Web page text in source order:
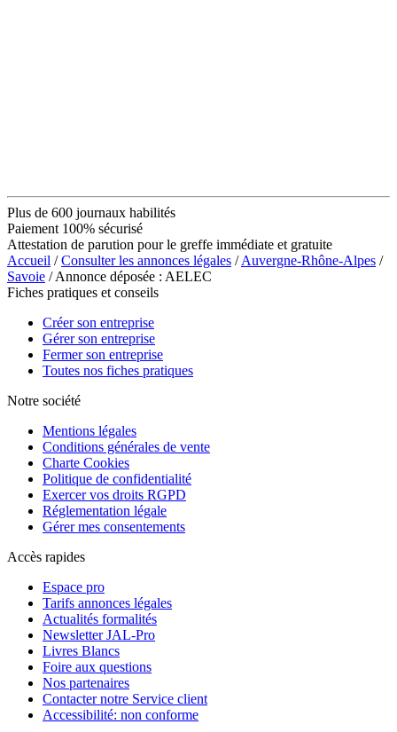
Plus de 600 journaux habilités
Paiement 100% sécurisé
Attestation de parution pour le greffe immédiate et gratuite
Accueil /Consulter les annonces légales /Auvergne-Rhône-Alpes /
Savoie / Annonce déposée : AELEC
Fiches pratiques et conseils
Créer son entreprise
Gérer son entreprise
Fermer son entreprise
Toutes nos fiches pratiques
Notre société
Mentions légales
Conditions générales de vente
Charte Cookies
Politique de confidentialité
Exercer vos droits RGPD
Réglementation légale
Gérer mes consentements
Accès rapides
Espace pro
Tarifs annonces légales
Actualités formalités
Newsletter JAL-Pro
Livres Blancs
Foire aux questions
Nos partenaires
Contacter notre Service client
Accessibilité: non conforme